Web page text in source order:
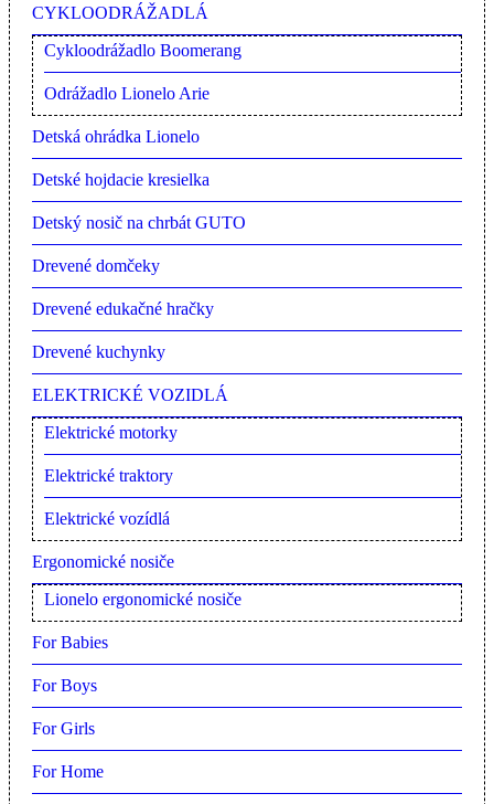
CYKLOODRÁŽADLÁ
Cykloodrážadlo Boomerang
Odrážadlo Lionelo Arie
Detská ohrádka Lionelo
Detské hojdacie kresielka
Detský nosič na chrbát GUTO
Drevené domčeky
Drevené edukačné hračky
Drevené kuchynky
ELEKTRICKÉ VOZIDLÁ
Elektrické motorky
Elektrické traktory
Elektrické vozídlá
Ergonomické nosiče
Lionelo ergonomické nosiče
For Babies
For Boys
For Girls
For Home